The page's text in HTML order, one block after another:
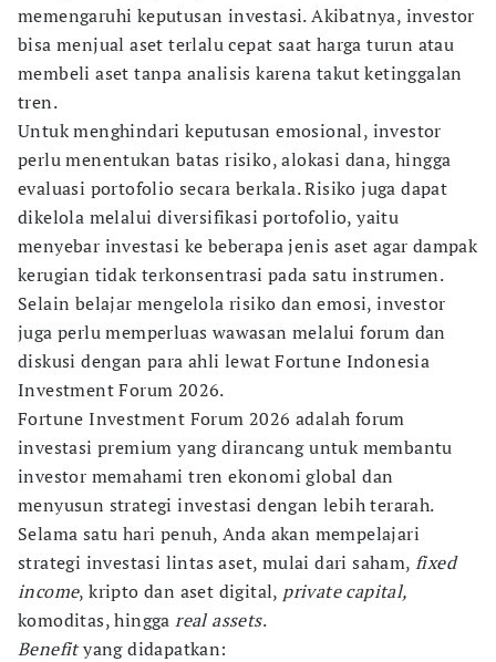
memengaruhi keputusan investasi. Akibatnya, investor
bisa menjual aset terlalu cepat saat harga turun atau
membeli aset tanpa analisis karena takut ketinggalan
tren.
Untuk menghindari keputusan emosional, investor
perlu menentukan batas risiko, alokasi dana, hingga
evaluasi portofolio secara berkala. Risiko juga dapat
dikelola melalui diversifikasi portofolio, yaitu
menyebar investasi ke beberapa jenis aset agar dampak
kerugian tidak terkonsentrasi pada satu instrumen.
Selain belajar mengelola risiko dan emosi, investor
juga perlu memperluas wawasan melalui forum dan
diskusi dengan para ahli lewat Fortune Indonesia
Investment Forum 2026.
Fortune Investment Forum 2026 adalah forum
investasi premium yang dirancang untuk membantu
investor memahami tren ekonomi global dan
menyusun strategi investasi dengan lebih terarah.
Selama satu hari penuh, Anda akan mempelajari
strategi investasi lintas aset, mulai dari saham, fixed
income, kripto dan aset digital, private capital,
komoditas, hinggareal assets.
Benefityang didapatkan: